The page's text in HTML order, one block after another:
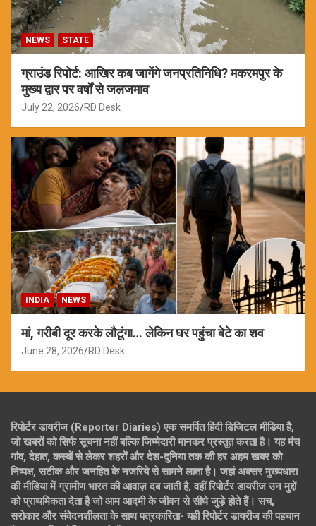
NEWS STATE
ग्राउंड रिपोर्ट: आखिर कब जागेंगे जनप्रतिनिधि? मकरमपुर के
मुख्य द्वार पर वर्षों से जलजमाव
July 22, 2026 RD Desk
INDIA NEWS
मां, गरीबी दूर करके लौटूंगा… लेकिन घर पहुंचा बेटे का शव
June 28, 2026 RD Desk
रिपोर्टर डायरीज (Reporter Diaries) एक समर्पित हिंदी डिजिटल मीडिया है,
जो खबरों को सिर्फ सूचना नहीं बल्कि जिम्मेदारी मानकर प्रस्तुत करता है। यह मंच
गांव, देहात, कस्बों से लेकर शहरों और देश-दुनिया तक की हर अहम खबर को
निष्पक्ष, सटीक और जनहित के नजरिये से सामने लाता है। जहां अक्सर मुख्यधारा
की मीडिया में ग्रामीण भारत की आवाज़ दब जाती है, वहीं रिपोर्टर डायरीज उन मुद्दों
को प्राथमिकता देता है जो आम आदमी के जीवन से सीधे जुड़े होते हैं। सच,
सरोकार और संवेदनशीलता के साथ पत्रकारिता- यही रिपोर्टर डायरीज की पहचान